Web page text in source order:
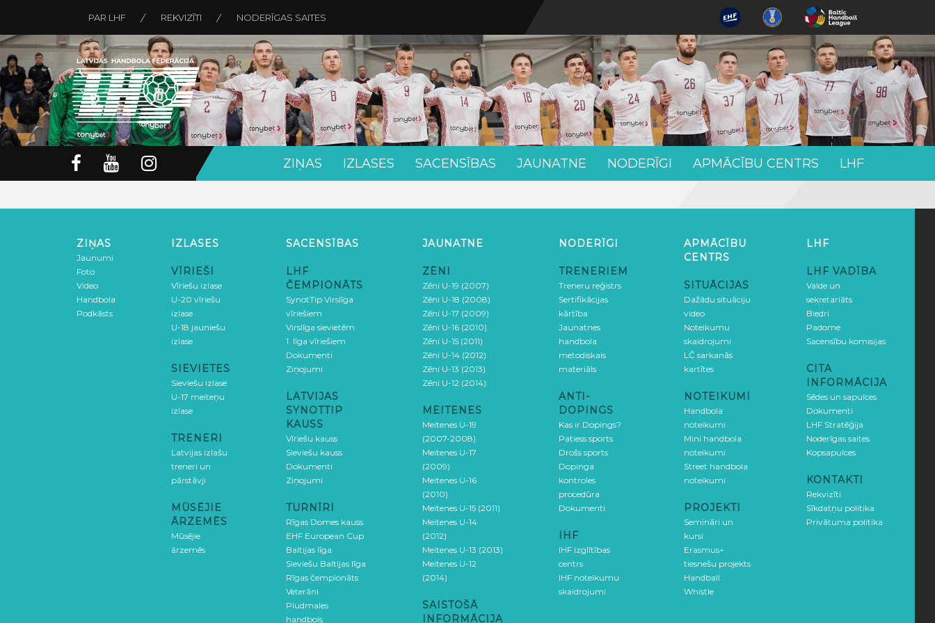
PAR LHF REKVIZĪTI NODERĪGAS SAITES
ZIŅAS IZLASES SACENSĪBAS JAUNATNE NODERĪGI APMĀCĪBU CENTRS LHF
ZIŅAS
Jaunumi
Foto
Video
Handbola
Podkāsts
IZLASES
VĪRIEŠI
Vīriešu izlase
U-20 vīriešu
izlase
U-18 jauniešu
izlase
SIEVIETES
Sieviešu izlase
U-17 meiteņu
izlase
TRENERI
Latvijas izlašu
treneri un
pārstāvji
MŪSĒJIE
ĀRZEMĒS
Mūsējie
ārzemēs
SACENSĪBAS
LHF
ČEMPIONĀTS
SynotTip Virslīga
vīriešiem
Virslīga sievietēm
1. līga vīriešiem
Dokumenti
Ziņojumi
LATVIJAS
SYNOTTIP
KAUSS
Vīriešu kauss
Sieviešu kauss
Dokumenti
Ziņojumi
TURNĪRI
Rīgas Domes kauss
EHF European Cup
Baltijas līga
Sieviešu Baltijas līga
Rīgas čempionāts
Veterāni
Pludmales
handbols
JAUNATNE
ZĒNI
Zēni U-19 (2007)
Zēni U-18 (2008)
Zēni U-17 (2009)
Zēni U-16 (2010)
Zēni U-15 (2011)
Zēni U-14 (2012)
Zēni U-13 (2013)
Zēni U-12 (2014)
MEITENES
Meitenes U-19
(2007-2008)
Meitenes U-17
(2009)
Meitenes U-16
(2010)
Meitenes U-15 (2011)
Meitenes U-14
(2012)
Meitenes U-13 (2013)
Meitenes U-12
(2014)
SAISTOŠĀ
INFORMĀCIJA
NODERĪGI
TRENERIEM
Treneru reģistrs
Sertifikācijas
kārtība
Jaunatnes
handbola
metodiskais
materiāls
ANTI-
DOPINGS
Kas ir Dopings?
Patiess sports
Drošs sports
Dopinga
kontroles
procedūra
Dokumenti
IHF
IHF Izglītības
centrs
IHF noteikumu
skaidrojumi
APMĀCĪBU
CENTRS
SITUĀCIJAS
Dažādu situāciju
video
Noteikumu
skaidrojumi
LČ sarkanās
kartītes
NOTEIKUMI
Handbola
noteikumi
Mini handbola
noteikumi
Street handbola
noteikumi
PROJEKTI
Semināri un
kursi
Erasmus+
tiesnešu projekts
Handball
Whistle
LHF
LHF VADĪBA
Valde un
sekretariāts
Biedri
Padome
Sacensību komisijas
CITA
INFORMĀCIJA
Sēdes un sapulces
Dokumenti
LHF Stratēģija
Noderīgas saites
Kopsapulces
KONTAKTI
Rekvizīti
Sīkdatņu politika
Privātuma politika